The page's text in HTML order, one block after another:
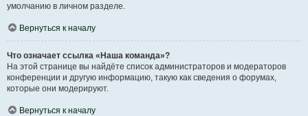
умолчанию в личном разделе.
Вернуться к началу
Что означает ссылка «Наша команда»?
На этой странице вы найдёте список администраторов и модераторов
конференции и другую информацию, такую как сведения о форумах,
которые они модерируют.
Вернуться к началу